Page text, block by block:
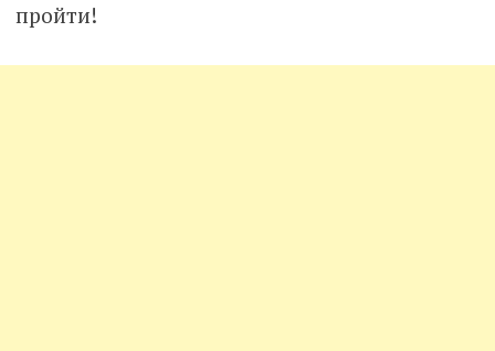
пройти!